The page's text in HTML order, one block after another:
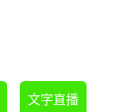
文字直播